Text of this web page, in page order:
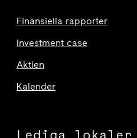
Finansiella rapporter
Investment case
Aktien
Kalender
Lediga lokaler